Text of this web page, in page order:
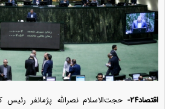
اقتصاد۲۴-
حجت‌الاسلام نصرالله پژمانفر